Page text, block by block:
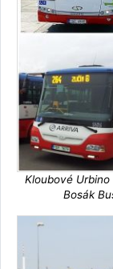
Kloubové Urbino
Bosák